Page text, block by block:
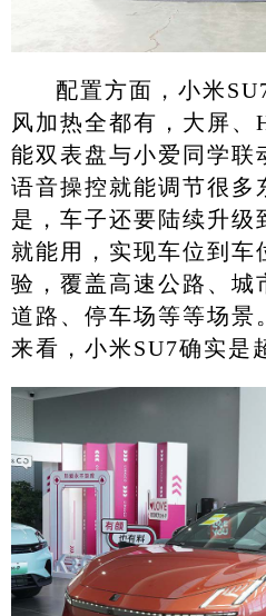
配置方面，小米
风加热全都有，大屏、
能双表盘与小爱同学联
语音操控就能调节很多
是，车子还要陆续升级
就能用，实现车位到车
验，覆盖高速公路、城
道路、停车场等等场景
来看，小米SU7确实是